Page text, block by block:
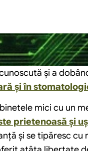
și a
și în
mici cu un
prietenoasă și
și se tipăresc cu